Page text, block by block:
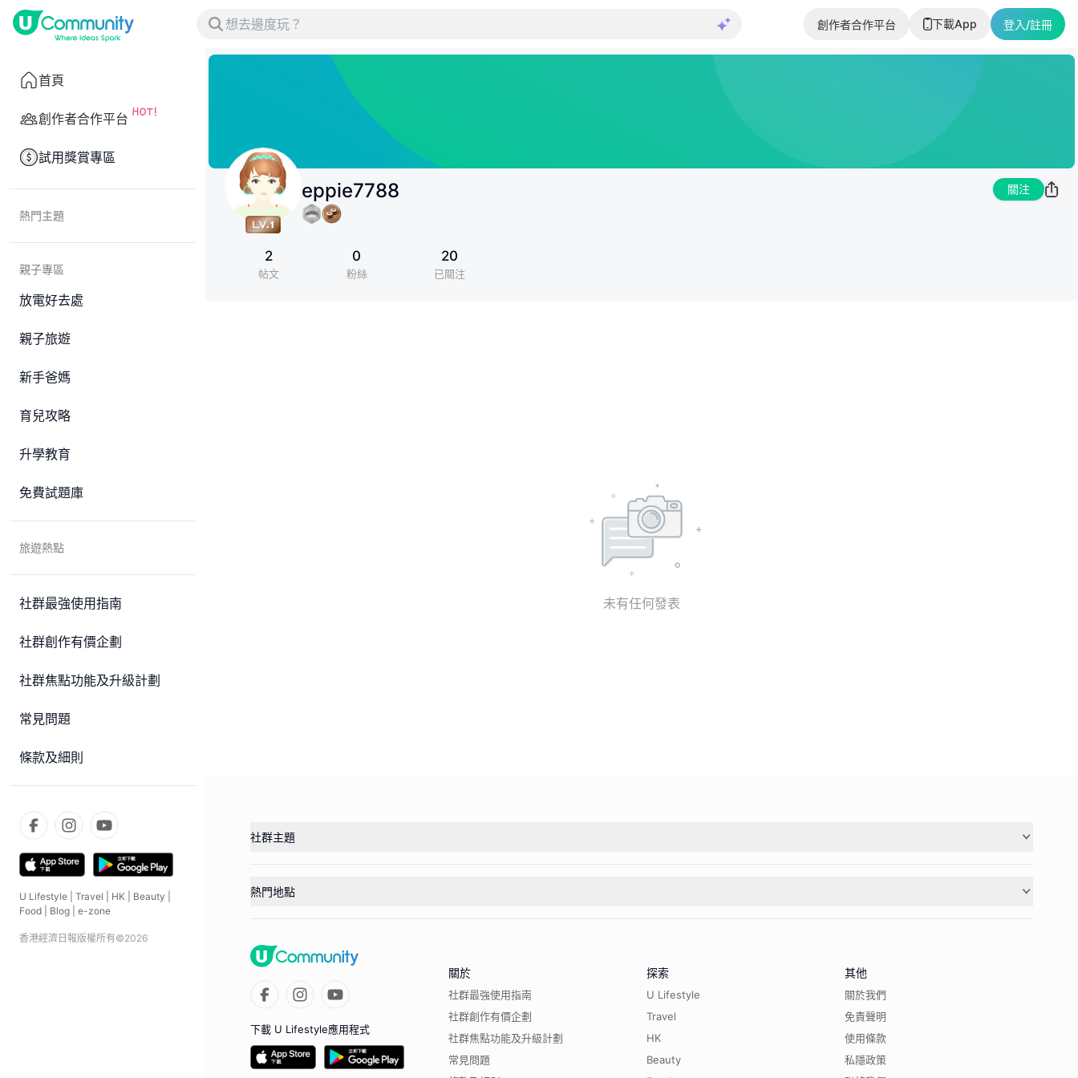
創作者合作平台 下載App 登入/註冊
首頁
創作者合作平台
試用獎賞專區
熱門主題
親子專區
放電好去處
親子旅遊
新手爸媽
育兒攻略
升學教育
免費試題庫
旅遊熱點
社群最強使用指南
社群創作有價企劃
社群焦點功能及升級計劃
常見問題
條款及細則
U Lifestyle Travel HK Beauty
Food
Blog e-zone
香港經濟日報版權所有©2026
eppie7788 關注
2
帖文
0
粉絲
20
已關注
未有任何發表
社群主題
熱門地點
下載 U Lifestyle應用程式
關於
社群最強使用指南
社群創作有價企劃
社群焦點功能及升級計劃
常見問題
探索
U Lifestyle
Travel
HK
Beauty
其他
關於我們
免責聲明
使用條款
私隱政策